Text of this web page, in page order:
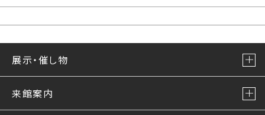
展示・催し物
来館案内